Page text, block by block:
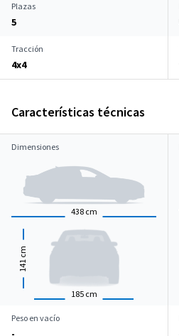
Plazas
5
Tracción
4x4
Características técnicas
Dimensiones
438 cm
185 cm
141
cm
Peso en vacío